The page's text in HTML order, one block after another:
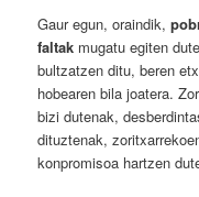
Gaur egun, oraindik,
faltak mugatu egiten
bultzatzen ditu, beren
hobearen bila joatera.
bizi dutenak,
dituztenak,
konpromisoa hartzen